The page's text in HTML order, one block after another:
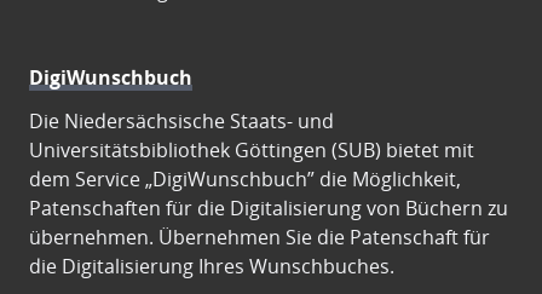
DigiWunschbuch
Die Niedersächsische Staats- und
Universitätsbibliothek Göttingen (SUB) bietet mit
dem Service „DigiWunschbuch” die Möglichkeit,
Patenschaften für die Digitalisierung von Büchern zu
übernehmen. Übernehmen Sie die Patenschaft für
die Digitalisierung Ihres Wunschbuches.